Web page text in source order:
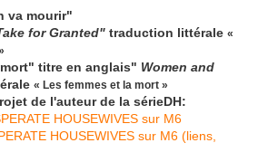
va mourir"
for Granted" traduction littérale «
titre en anglais" Women and
« Les femmes et la mort »
de l'auteur de la sérieDH:
HOUSEWIVES sur M6
HOUSEWIVES sur M6 (liens,